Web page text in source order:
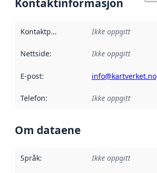
Kontaktinformasjon
Kontaktpunkt Ikke oppgitt
Nettside: Ikke oppgitt
E-post: info@kartverket.no
Telefon: Ikke oppgitt
Om dataene
Språk: Ikke oppgitt